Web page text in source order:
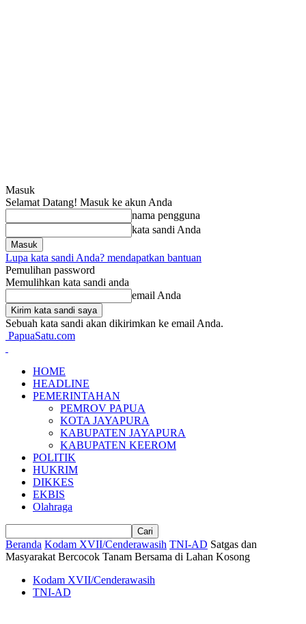
Masuk
Selamat Datang! Masuk ke akun Anda
nama pengguna
kata sandi Anda
Lupa kata sandi Anda? mendapatkan bantuan
Pemulihan password
Memulihkan kata sandi anda
email Anda
Sebuah kata sandi akan dikirimkan ke email Anda.
PapuaSatu.com
HOME
HEADLINE
PEMERINTAHAN
PEMROV PAPUA
KOTA JAYAPURA
KABUPATEN JAYAPURA
KABUPATEN KEEROM
POLITIK
HUKRIM
DIKKES
EKBIS
Olahraga
Beranda Kodam XVII/Cenderawasih TNI-AD Satgas dan
Masyarakat Bercocok Tanam Bersama di Lahan Kosong
Kodam XVII/Cenderawasih
TNI-AD